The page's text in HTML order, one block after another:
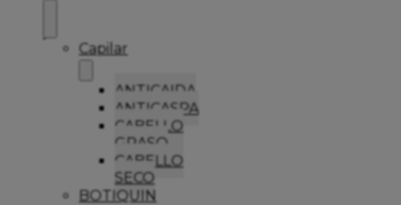
Capilar
ANTICAIDA
ANTICASPA
CABELLO
GRASO
CABELLO
SECO
BOTIQUIN